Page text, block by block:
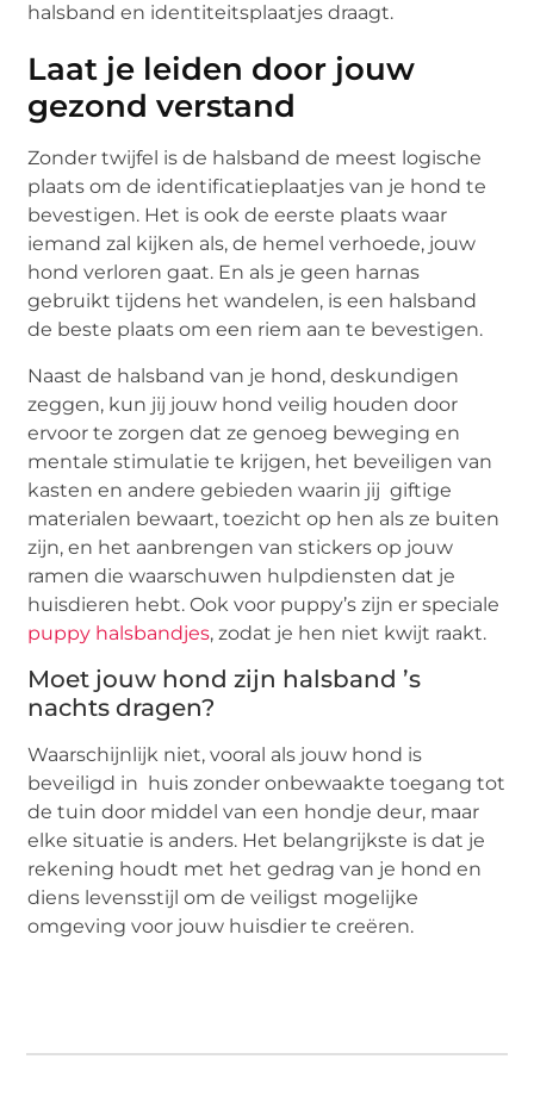
halsband en identiteitsplaatjes draagt.
Laat je leiden door jouw
gezond verstand
Zonder twijfel is de halsband de meest logische
plaats om de identificatieplaatjes van je hond te
bevestigen. Het is ook de eerste plaats waar
iemand zal kijken als, de hemel verhoede, jouw
hond verloren gaat. En als je geen harnas
gebruikt tijdens het wandelen, is een halsband
de beste plaats om een riem aan te bevestigen.
Naast de halsband van je hond, deskundigen
zeggen, kun jij jouw hond veilig houden door
ervoor te zorgen dat ze genoeg beweging en
mentale stimulatie te krijgen, het beveiligen van
kasten en andere gebieden waarin jij giftige
materialen bewaart, toezicht op hen als ze buiten
zijn, en het aanbrengen van stickers op jouw
ramen die waarschuwen hulpdiensten dat je
huisdieren hebt. Ook voor puppy’s zijn er speciale
puppy halsbandjes, zodat je hen niet kwijt raakt.
Moet jouw hond zijn halsband ’s
nachts dragen?
Waarschijnlijk niet, vooral als jouw hond is
beveiligd in huis zonder onbewaakte toegang tot
de tuin door middel van een hondje deur, maar
elke situatie is anders. Het belangrijkste is dat je
rekening houdt met het gedrag van je hond en
diens levensstijl om de veiligst mogelijke
omgeving voor jouw huisdier te creëren.